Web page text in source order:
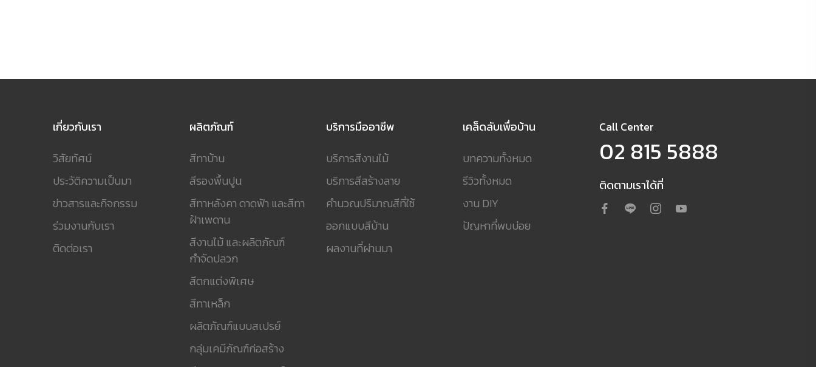
เกี่ยวกับเรา
วิสัยทัศน์
ประวัติความเป็นมา
ข่าวสารและกิจกรรม
ร่วมงานกับเรา
ติดต่อเรา
ผลิตภัณฑ์
สีทาบ้าน
สีรองพื้นปูน
สีทาหลังคา ดาดฟ้า และสีทา
ฝ้าเพดาน
สีงานไม้ และผลิตภัณฑ์
กำจัดปลวก
สีตกแต่งพิเศษ
สีทาเหล็ก
ผลิตภัณฑ์แบบสเปรย์
กลุ่มเคมีภัณฑ์ก่อสร้าง
บริการมืออาชีพ
บริการสีงานไม้
บริการสีสร้างลาย
คำนวณปริมาณสีที่ใช้
ออกแบบสีบ้าน
ผลงานที่ผ่านมา
เคล็ดลับเพื่อบ้าน
บทความทั้งหมด
รีวิวทั้งหมด
งาน DIY
ปัญหาที่พบบ่อย
Call Center
02 815 5888
ติดตามเราได้ที่